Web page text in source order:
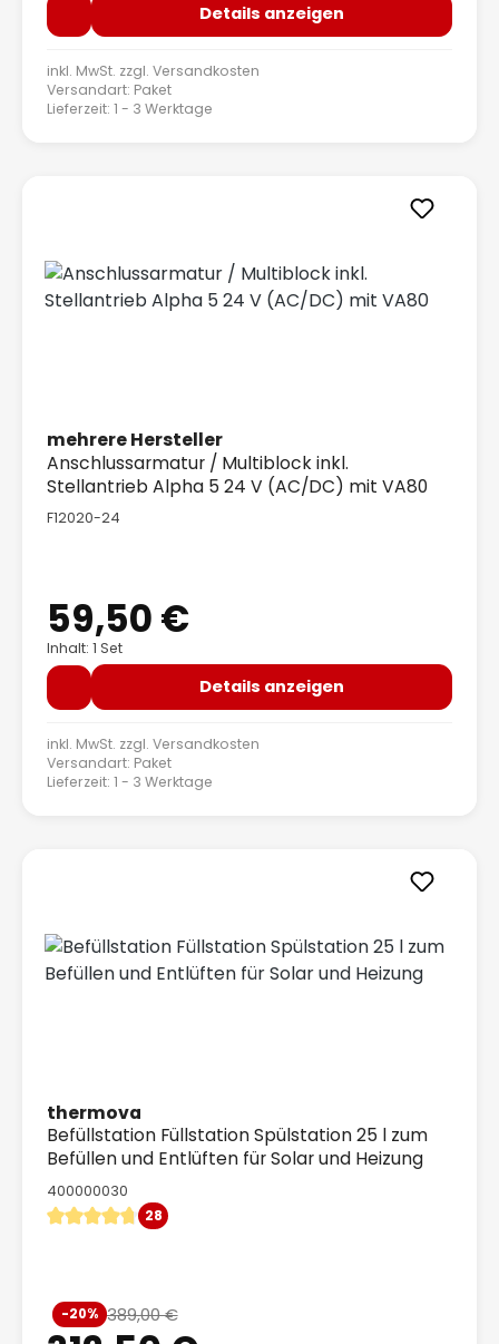
Details anzeigen
inkl. MwSt. zzgl. Versandkosten
Versandart: Paket
Lieferzeit: 1 - 3 Werktage
mehrere Hersteller
Anschlussarmatur / Multiblock inkl.
Stellantrieb Alpha 5 24 V (AC/DC) mit VA80
F12020-24
Regulärer Preis:
59,50 €
Inhalt: 1 Set
Details anzeigen
inkl. MwSt. zzgl. Versandkosten
Versandart: Paket
Lieferzeit: 1 - 3 Werktage
thermova
Befüllstation Füllstation Spülstation 25 l zum
Befüllen und Entlüften für Solar und Heizung
400000030
Durchschnittliche Bewertung von 4.79 von 5 Sternen
28
Verkaufspreis:Regulärer Preis:
389,00 €
-20%